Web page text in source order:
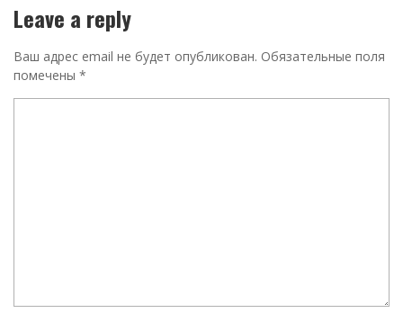
Leave a reply
Ваш адрес email не будет опубликован. Обязательные поля
помечены *